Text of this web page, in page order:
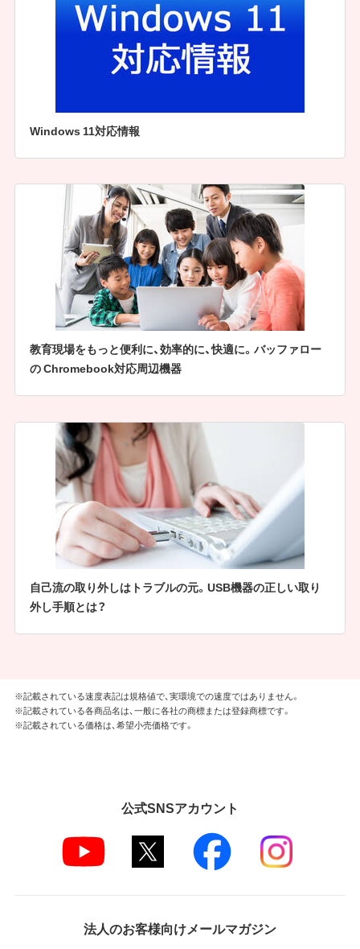
Windows 11対応情報
教育現場をもっと便利に、効率的に、快適に。バッファロー
の Chromebook対応周辺機器
自己流の取り外しはトラブルの元。USB機器の正しい取り
外し手順とは？
※記載されている速度表記は規格値で、実環境での速度ではありません。
※記載されている各商品名は、一般に各社の商標または登録商標です。
※記載されている価格は、希望小売価格です。
公式SNSアカウント
法人のお客様向けメールマガジン